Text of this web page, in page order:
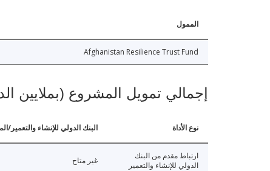
الممول
Afghanistan Resilience Trust Fund
إجمالي تمويل المشروع (بملايين
نوع الأداة البنك الدولي للإنشاء والتعمير/
ارتباط مقدم من البنك
الدولي للإنشاء والتعمير
غير متاح